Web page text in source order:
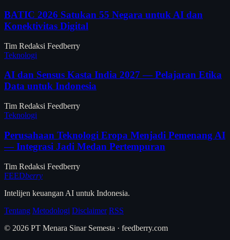
BATIC 2026 Satukan 55 Negara untuk AI dan
Konektivitas Digital
Tim Redaksi Feedberry
Teknologi
AI dan Sensus Kasta India 2027 — Pelajaran Etika
Data untuk Indonesia
Tim Redaksi Feedberry
Teknologi
Perusahaan Teknologi Eropa Menjadi Pemenang AI
— Integrasi Jadi Medan Pertempuran
Tim Redaksi Feedberry
FEEDberry
Intelijen keuangan AI untuk Indonesia.
Tentang Metodologi Disclaimer RSS
© 2026 PT Menara Sinar Semesta · feedberry.com